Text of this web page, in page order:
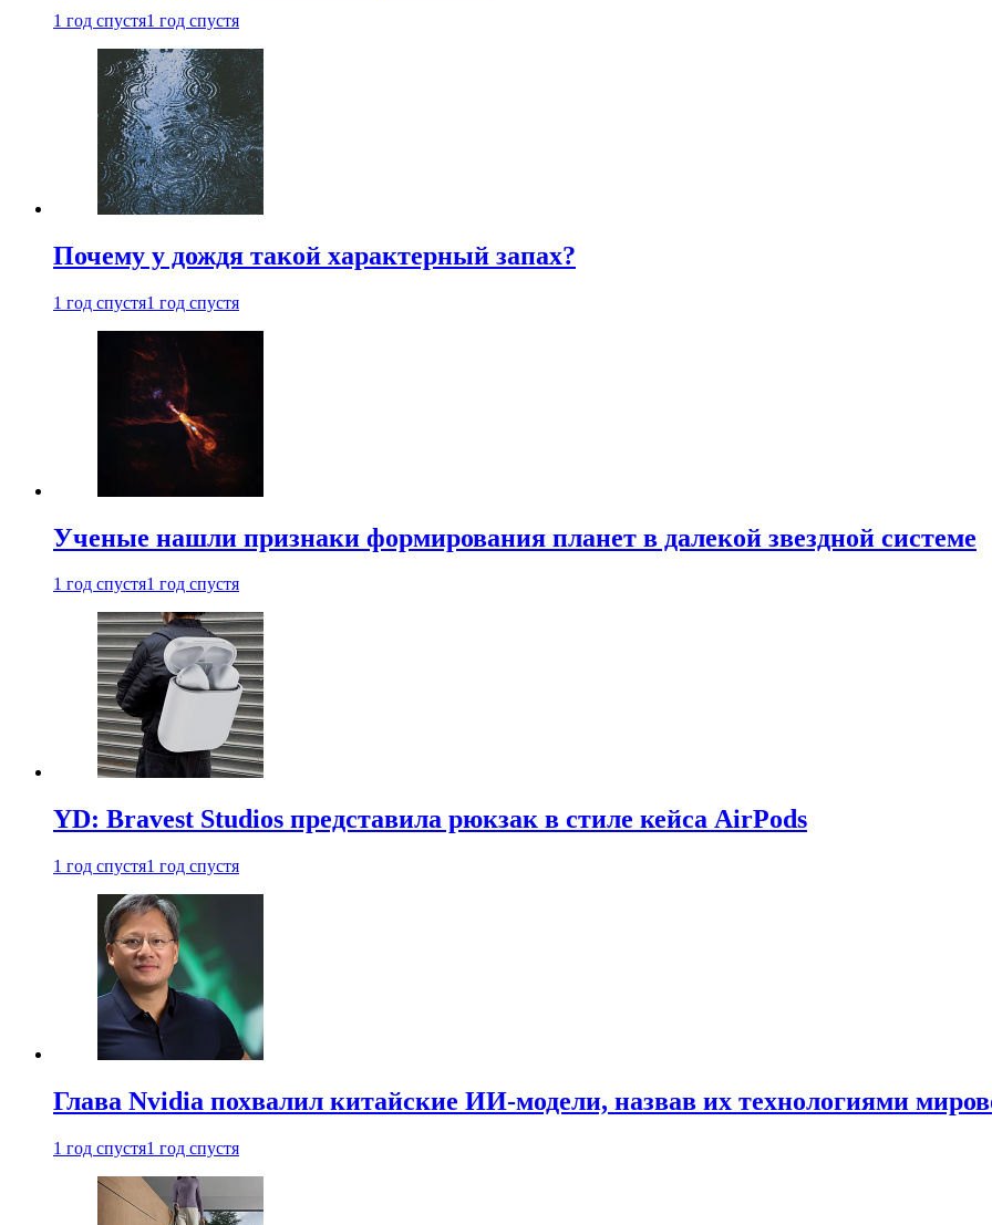
1 год спустя1 год спустя
Почему у дождя такой характерный запах?
1 год спустя1 год спустя
Ученые нашли признаки формирования планет в далекой звездной системе
1 год спустя1 год спустя
YD: Bravest Studios представила рюкзак в стиле кейса AirPods
1 год спустя1 год спустя
Глава Nvidia похвалил китайские ИИ-модели, назвав их технологиями
1 год спустя1 год спустя